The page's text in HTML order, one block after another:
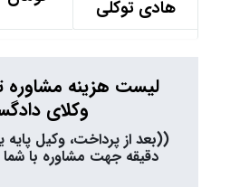
هادی توکلی
لیست هزینه مشاوره
وکلای
دقیقه جهت مشاوره با